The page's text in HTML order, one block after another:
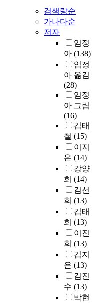
검색량순
가나다순
저자
임정
아 (138)
임정
아 옮김
(28)
임정
아 그림
(16)
김태
철 (15)
이지
은 (14)
강양
희 (14)
김선
희 (13)
김태
희 (13)
이진
희 (13)
김지
은 (13)
김진
수 (13)
박현